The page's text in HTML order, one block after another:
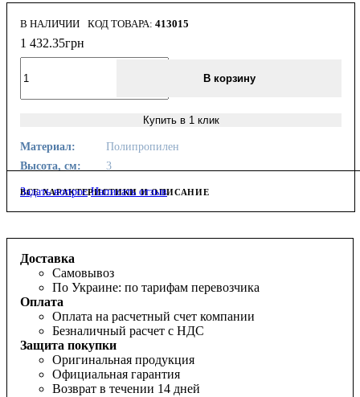
В НАЛИЧИИ 413015
1 432.35грн
В корзину
Купить в 1 клик
Материал:
Полипропилен
Высота, см:
3
ВСЕ ХАРАКТЕРИСТИКИ И ОПИСАНИЕ
Задать вопрос Написать отзыв
Доставка
Самовывоз
По Украине: по тарифам перевозчика
Оплата
Оплата на расчетный счет компании
Безналичный расчет с НДС
Защита покупки
Оригинальная продукция
Официальная гарантия
Возврат в течении 14 дней